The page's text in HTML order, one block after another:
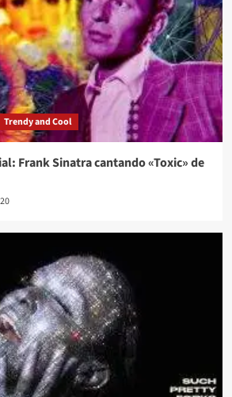
Trendy and Cool
Frank Sinatra cantando «Toxic» de